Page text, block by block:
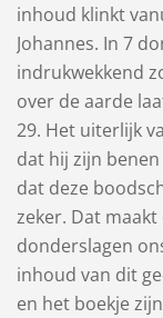
inhoud klinkt
Johannes. In 7
indrukwekkend
over de aarde
29. Het uiterlijk
dat hij zijn
dat deze
zeker. Dat
donderslagen
inhoud van dit
en het boekje